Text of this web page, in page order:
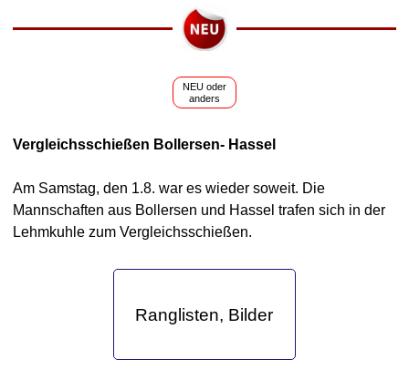
NEU oder
anders
Vergleichsschießen Bollersen- Hassel
Am Samstag, den 1.8. war es wieder soweit. Die
Mannschaften aus Bollersen und Hassel trafen sich in der
Lehmkuhle zum Vergleichsschießen.
Ranglisten, Bilder